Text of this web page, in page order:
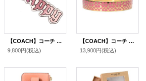
【COACH】コーチ ディズニー コラボ スムースレザー ハッピー ラメ バッグチャーム キーホルダー チャーク（日本未発売）
9,800円(税込)
【COACH】コーチ シグネチャー ブレスレット バングル ゴールド×ピンク〔日本未発売〕【訳あり】
13,900円(税込)